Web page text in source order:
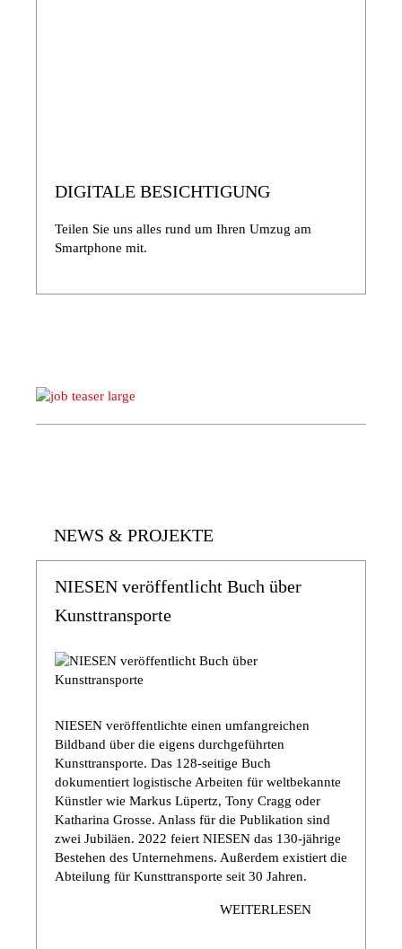
DIGITALE BESICHTIGUNG
Teilen Sie uns alles rund um Ihren Umzug am
Smartphone mit.
NEWS & PROJEKTE
NIESEN veröffentlicht Buch über
Kunsttransporte
NIESEN veröffentlichte einen umfangreichen
Bildband über die eigens durchgeführten
Kunsttransporte. Das 128-seitige Buch
dokumentiert logistische Arbeiten für weltbekannte
Künstler wie Markus Lüpertz, Tony Cragg oder
Katharina Grosse. Anlass für die Publikation sind
zwei Jubiläen. 2022 feiert NIESEN das 130-jährige
Bestehen des Unternehmens. Außerdem existiert die
Abteilung für Kunsttransporte seit 30 Jahren.
WEITERLESEN